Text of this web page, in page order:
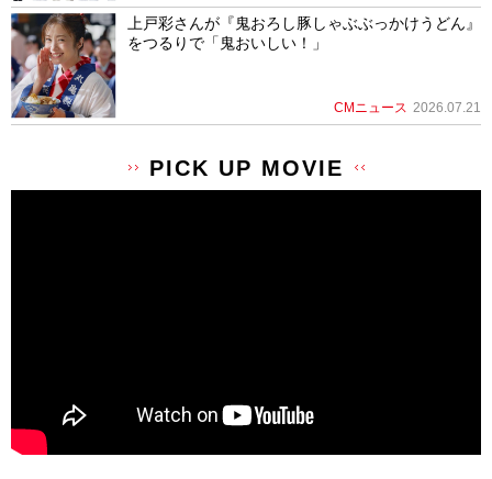
上戸彩さんが『鬼おろし豚しゃぶぶっかけうどん』
をつるりで「鬼おいしい！」
CMニュース 2026.07.21
PICK UP MOVIE